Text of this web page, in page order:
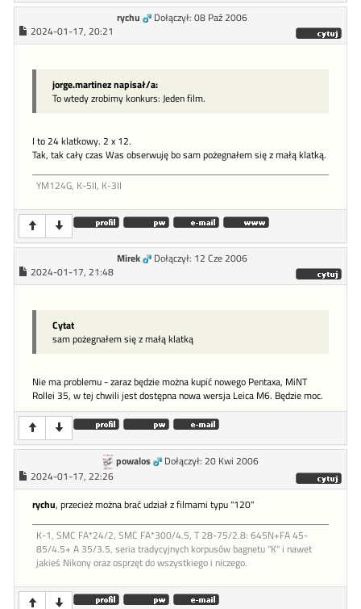
rychu
Dołączył: 08 Paź 2006
2024-01-17, 20:21
jorge.martinez napisał/a:
To wtedy zrobimy konkurs: Jeden film.
I to 24 klatkowy. 2 x 12.
Tak, tak cały czas Was obserwuję bo sam pożegnałem się z małą klatką.
YM124G, K-5II, K-3II
Mirek
Dołączył: 12 Cze 2006
2024-01-17, 21:48
Cytat
sam pożegnałem się z małą klatką
Nie ma problemu - zaraz będzie można kupić nowego Pentaxa, MiNT
Rollei 35, w tej chwili jest dostępna nowa wersja Leica M6. Będzie moc.
powalos
Dołączył: 20 Kwi 2006
2024-01-17, 22:26
rychu, przecież można brać udział z filmami typu "120"
K-1, SMC FA*24/2, SMC FA*300/4.5, T 28-75/2.8: 645N+FA 45-
85/4.5+ A 35/3.5, seria tradycyjnych korpusów bagnetu "K" i nawet
jakieś Nikony oraz osprzęt do wszystkiego i niczego.